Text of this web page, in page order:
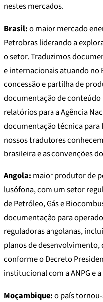
nestes mercados.
Brasil:o maior mercado
Petrobras liderando a
o setor. Traduzimos
e internacionais atuando
concessão e partilha de
documentação de conteúdo
relatórios para a Agência
documentação técnica para
nossos tradutores
brasileira e as convenções
Angola: maior produtor de
lusófona, com um setor
de Petróleo, Gás e
documentação para
reguladoras angolanas,
planos de
conforme o Decreto
institucional com a ANPG e
Moçambique:o país